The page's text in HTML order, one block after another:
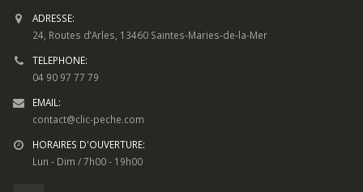
ADRESSE:
24, Routes d’Arles, 13460 Saintes-Maries-de-la-Mer
TELEPHONE:
04 90 97 77 79
EMAIL:
contact@clic-peche.com
HORAIRES D'OUVERTURE:
Lun - Dim / 7h00 - 19h00